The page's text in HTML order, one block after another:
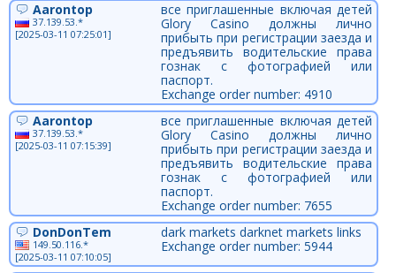
Aarontop
37.139.53.*
[2025-03-11 07:25:01]
все приглашенные включая детей
Glory Casino должны лично
прибыть при регистрации заезда и
предъявить водительские права
гознак с фотографией или
паспорт.
Exchange order number: 4910
Aarontop
37.139.53.*
[2025-03-11 07:15:39]
все приглашенные включая детей
Glory Casino должны лично
прибыть при регистрации заезда и
предъявить водительские права
гознак с фотографией или
паспорт.
Exchange order number: 7655
DonDonTem
149.50.116.*
[2025-03-11 07:10:05]
dark markets darknet markets links
Exchange order number: 5944